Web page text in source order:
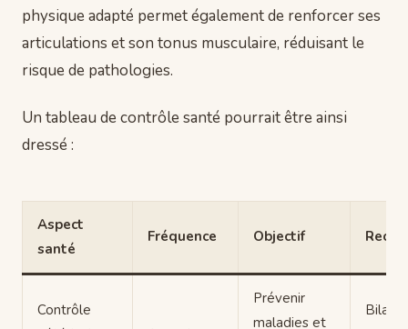
physique adapté permet également de renforcer ses
articulations et son tonus musculaire, réduisant le
risque de pathologies.
Un tableau de contrôle santé pourrait être ainsi
dressé :
Aspect
santé
Fréquence Objectif
Contrôle
Prévenir
maladies et
Bilan